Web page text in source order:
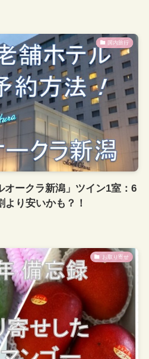
国内旅行
オークラ新潟」ツイン1室：6
り安いかも？！
お取り寄せ